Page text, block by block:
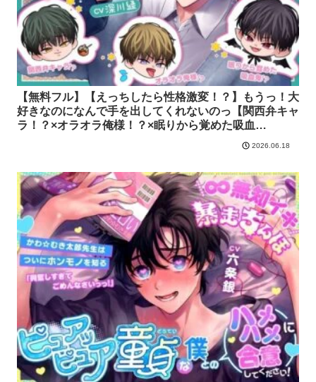
【無料フル】【えっちしたら性格激変！？】もうっ！大
好きなのになんで手を出してくれないのっ【関西弁キャ
ラ！？×オラオラ俺様！？×眠りから覚めた吸血
2026.06.18